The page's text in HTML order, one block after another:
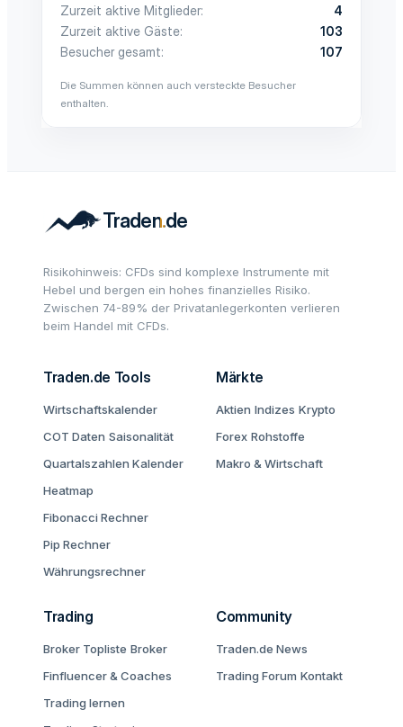
Zurzeit aktive Mitglieder
4
Zurzeit aktive Gäste
103
Besucher gesamt
107
Die Summen können auch versteckte Besucher
enthalten.
Risikohinweis: CFDs sind komplexe Instrumente mit
Hebel und bergen ein hohes finanzielles Risiko.
Zwischen 74-89% der Privatanlegerkonten verlieren
beim Handel mit CFDs.
Traden.de Tools
Wirtschaftskalender
COT Daten Saisonalität
Quartalszahlen Kalender
Heatmap
Fibonacci Rechner
Pip Rechner
Währungsrechner
Märkte
Aktien Indizes Krypto
Forex Rohstoffe
Makro & Wirtschaft
Trading
Broker Topliste Broker
Finfluencer & Coaches
Trading lernen
Community
Traden.de News
Trading Forum Kontakt